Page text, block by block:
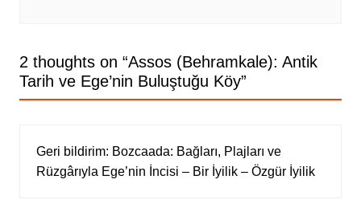
2 thoughts on “Assos (Behramkale): Antik
Tarih ve Ege’nin Buluştuğu Köy”
Geri bildirim: Bozcaada: Bağları, Plajları ve
Rüzgârıyla Ege’nin İncisi – Bir İyilik – Özgür İyilik